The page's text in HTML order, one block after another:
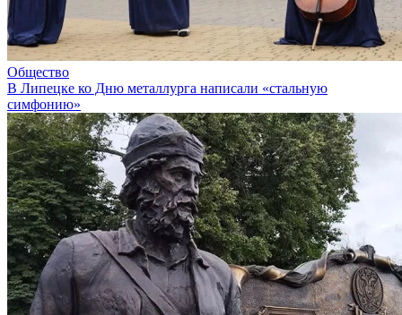
Общество
В Липецке ко Дню металлурга написали «стальную
симфонию»